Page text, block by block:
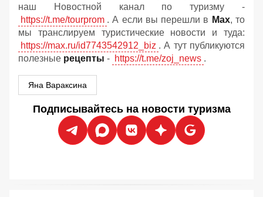
наш Новостной канал по туризму -
https://t.me/tourprom . А если вы перешли в Мах, то
мы транслируем туристические новости и туда:
https://max.ru/id7743542912_biz . А тут публикуются
полезные рецепты - https://t.me/zoj_news .
Яна Вараксина
Подписывайтесь на новости туризма